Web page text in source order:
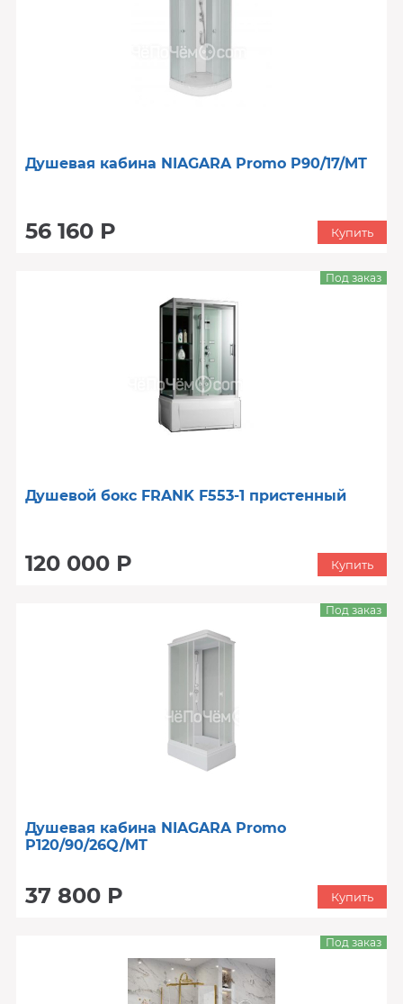
Душевая кабина NIAGARA Promo P90/17/MT
56 160 Р Купить
Душевой бокс FRANK F553-1 пристенный
120 000 Р
Под заказ
Купить
Душевая кабина NIAGARA Promo
P120/90/26Q/MT
37 800 Р
Под заказ
Купить
Под заказ